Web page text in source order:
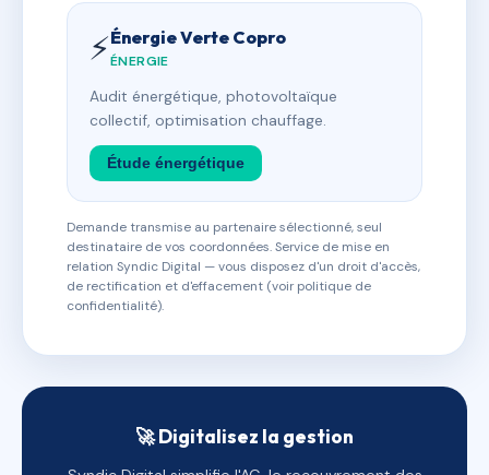
⚡Énergie Verte Copro
ÉNERGIE
Audit énergétique, photovoltaïque
collectif, optimisation chauffage.
Étude énergétique
Demande transmise au partenaire sélectionné, seul
destinataire de vos coordonnées. Service de mise en
relation Syndic Digital — vous disposez d'un droit d'accès,
de rectification et d'effacement (voir politique de
confidentialité).
🚀 Digitalisez la gestion